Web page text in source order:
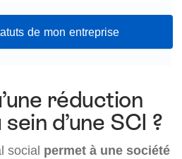
de mon entreprise
réduction
d’une SCI ?
social permet à une société